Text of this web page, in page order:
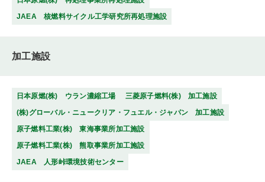
JAEA 核燃料サイクル工学研究所再処理施設
加工施設
日本原燃(株) ウラン濃縮工場
三菱原子燃料(株) 加工施設
(株)グローバル・ニュークリア・フュエル・ジャパン 加工施設
原子燃料工業(株) 東海事業所加工施設
原子燃料工業(株) 熊取事業所加工施設
JAEA 人形峠環境技術センター